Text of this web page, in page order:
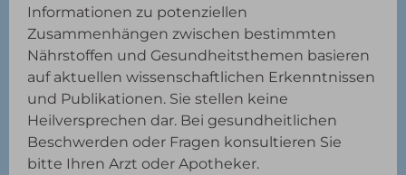
Informationen zu potenziellen
Zusammenhängen zwischen bestimmten
Nährstoffen und Gesundheitsthemen basieren
auf aktuellen wissenschaftlichen Erkenntnissen
und Publikationen. Sie stellen keine
Heilversprechen dar. Bei gesundheitlichen
Beschwerden oder Fragen konsultieren Sie
bitte Ihren Arzt oder Apotheker.